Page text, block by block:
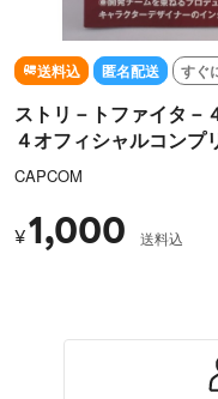
送料込 匿名配送 すぐ
ストリ－トファイタ－
４オフィシャルコンプ
CAPCOM
¥1,000 送料込